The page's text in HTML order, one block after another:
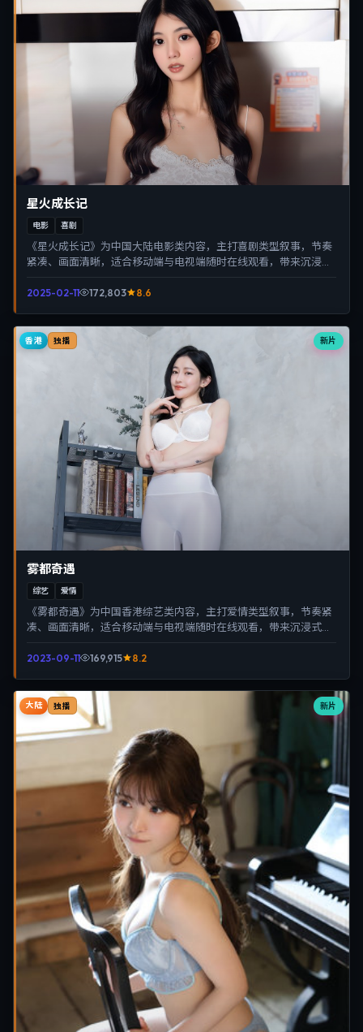
星火成长记
电影 喜剧
《星火成长记》为中国大陆电影类内容，主打喜剧类型叙事，节奏
紧凑、画面清晰，适合移动端与电视端随时在线观看，带来沉浸式
2025-02-11 172,803 8.6
新片
香港 独播
雾都奇遇
综艺 爱情
《雾都奇遇》为中国香港综艺类内容，主打爱情类型叙事，节奏紧
凑、画面清晰，适合移动端与电视端随时在线观看，带来沉浸式视
2023-09-11 169,915 8.2
新片
大陆 独播